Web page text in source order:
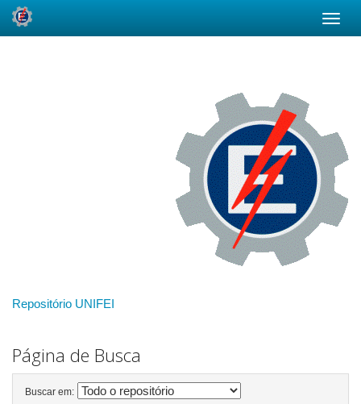
Repositório UNIFEI
Página de Busca
Buscar em: